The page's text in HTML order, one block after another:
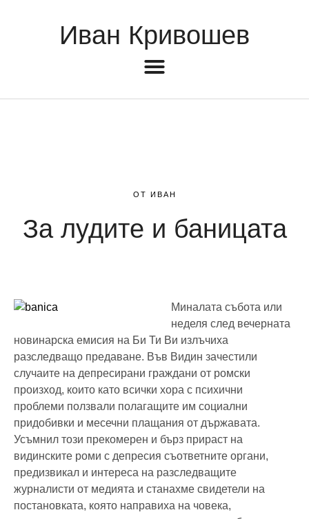
Иван Кривошев
ОТ ИВАН
За лудите и баницата
Миналата събота или
неделя след вечерната
новинарска емисия на Би Ти Ви излъчиха
разследващо предаване. Във Видин зачестили
случаите на депресирани граждани от ромски
произход, които като всички хора с психични
проблеми ползвали полагащите им социални
придобивки и месечни плащания от държавата.
Усъмнил този прекомерен и бърз прираст на
видинските роми с депресия съответните органи,
предизвикал и интереса на разследващите
журналисти от медията и станахме свидетели на
постановката, която направиха на човека,